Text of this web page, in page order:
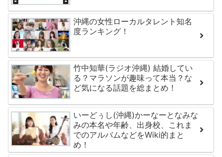
沖縄の女性ローカルタレント知名
度ランキング！
竹中知華(ラジオ沖縄) 結婚してい
る？マラソンが趣味って本当？な
ど気になる話題を総まとめ！
いーどぅし(沖縄)かーなーとなみな
みの本名や年齢、出身校、これま
でのアルバムなどをWiki的まと
め！